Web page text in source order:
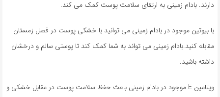
دارند. بادام زمینی به ارتقای سلامت پوست کمک می کند.
با بیوتین موجود در بادام زمینی می توانید با خشکی پوست در فصل زمستان
مقابله کنید.بادام زمینی می تواند به شما کمک کند تا پوستی سالم و درخشان
داشته باشید.
ویتامین E موجود در بادام زمینی باعث حفظ سلامت پوست در مقابل خشکی و